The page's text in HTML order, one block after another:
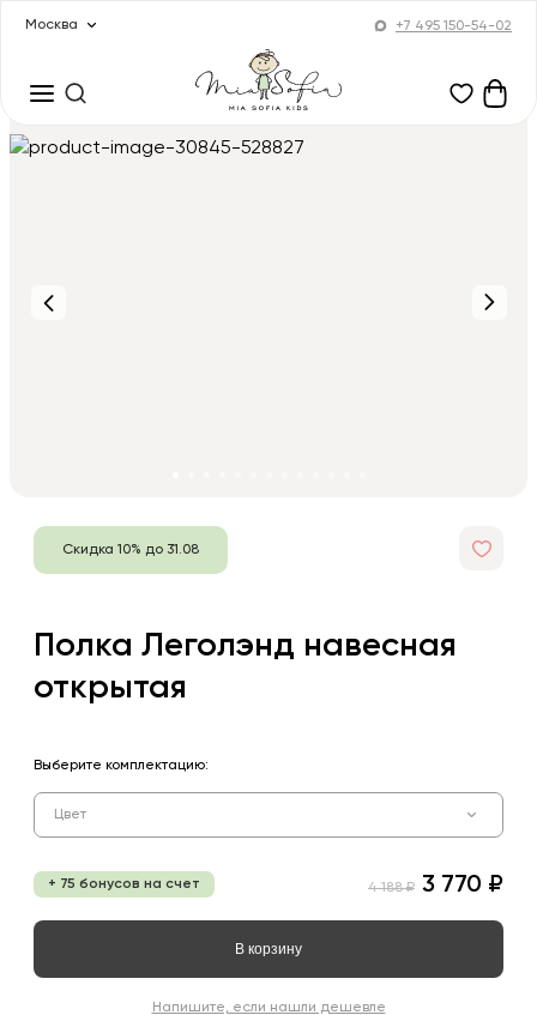
Москва +7 495 150-54-02
Скидка 10% до 31.08
Полка Леголэнд навесная
открытая
Выберите комплектацию:
Цвет
+ 75 бонусов на счет 4 188 ₽ 3 770 ₽
В корзину
Напишите, если нашли дешевле